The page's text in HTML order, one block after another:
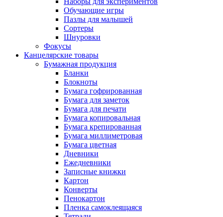
Обучающие игры
Пазлы для малышей
Сортеры
Шнуровки
Фокусы
Канцелярские товары
Бумажная продукция
Бланки
Блокноты
Бумага гофрированная
Бумага для заметок
Бумага для печати
Бумага копировальная
Бумага крепированная
Бумага миллиметровая
Бумага цветная
Дневники
Ежедневники
Записные книжки
Картон
Конверты
Пенокартон
Пленка самоклеящаяся